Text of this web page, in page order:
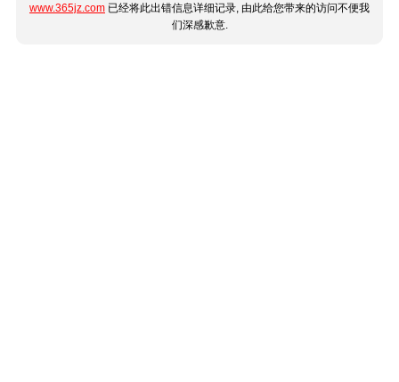
www.365jz.com 已经将此出错信息详细记录, 由此给您带来的访问不便我
们深感歉意.